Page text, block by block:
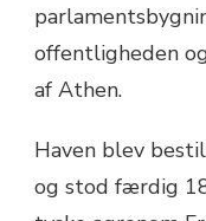
offentligheden
af Athen.
Haven blev
og stod færdig